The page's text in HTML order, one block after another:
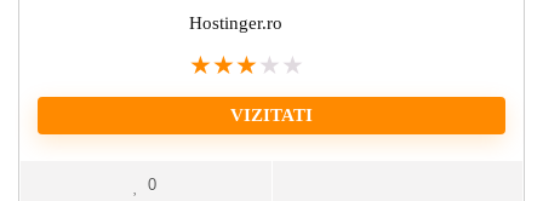
Hostinger.ro
★★★ ★ ★
VIZITATI
0